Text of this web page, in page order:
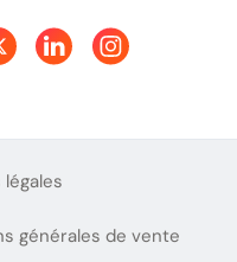
générales de vente